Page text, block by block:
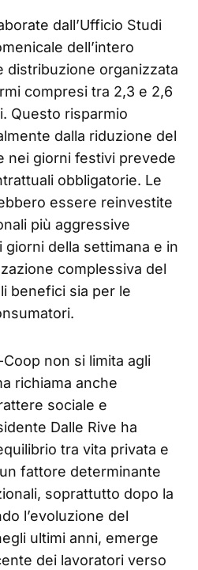
dall’Ufficio Studi
dell’intero
distribuzione organizzata
compresi tra 2,3 e 2,6
Questo risparmio
dalla riduzione del
nei giorni festivi prevede
obbligatorie. Le
essere reinvestite
più aggressive
della settimana e in
complessiva del
benefici sia per le
non si limita agli
richiama anche
sociale e
Dalle Rive ha
tra vita privata e
fattore determinante
soprattutto dopo la
l’evoluzione del
ultimi anni, emerge
dei lavoratori verso